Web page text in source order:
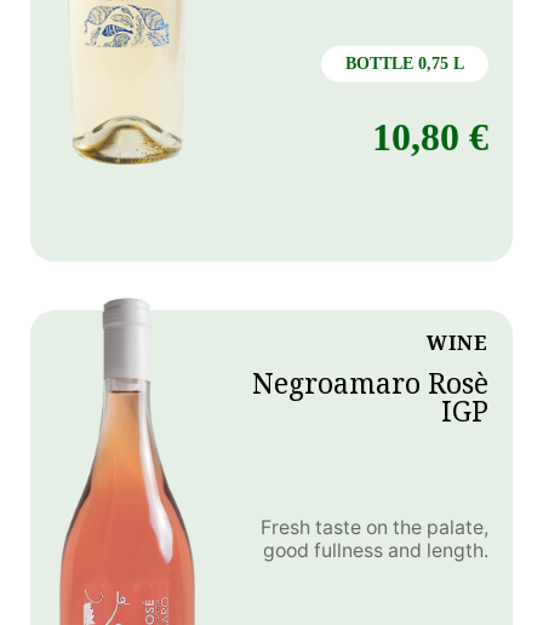
BOTTLE 0,75 L
10,80 €
WINE
Negroamaro Rosè
IGP
Fresh taste on the palate,
good fullness and length.